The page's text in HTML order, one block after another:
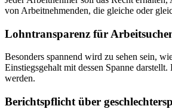
von Arbeitnehmenden, die gleiche oder
Lohntransparenz für
Besonders spannend wird zu sehen sein,
Einstiegsgehalt mit dessen Spanne
werden.
Berichtspflicht über